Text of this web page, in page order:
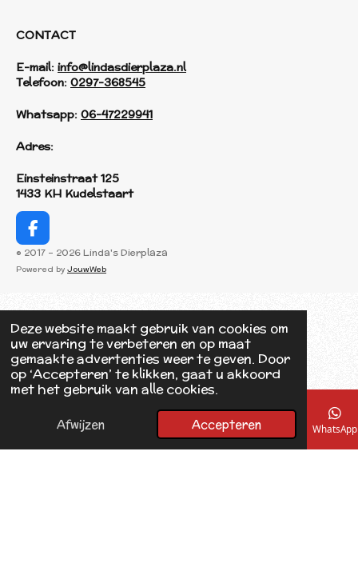
Deze website maakt gebruik van cookies om
uw ervaring te verbeteren en op maat
gemaakte advertenties weer te geven. Door
op ‘Accepteren’ te klikken, gaat u akkoord
met het gebruik van alle cookies.
Afwijzen Accepteren
CONTACT
E-mail: info@lindasdierplaza.nl
Telefoon: 0297-368545
Whatsapp: 06-47229941
Adres:
Einsteinstraat 125
1433 KH Kudelstaart
F
a
c
o
o
k
© 2017 - 2026 Linda's Dierplaza
Powered by JouwWeb
E-mailadres Telefoonnummer Kaart Facebook WhatsApp